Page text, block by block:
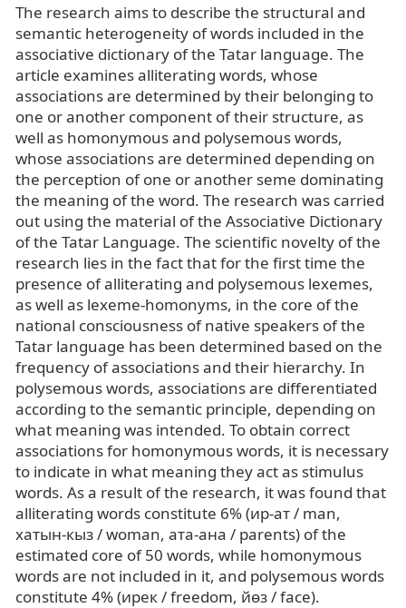
The research aims to describe the structural and
semantic heterogeneity of words included in the
associative dictionary of the Tatar language. The
article examines alliterating words, whose
associations are determined by their belonging to
one or another component of their structure, as
well as homonymous and polysemous words,
whose associations are determined depending on
the perception of one or another seme dominating
the meaning of the word. The research was carried
out using the material of the Associative Dictionary
of the Tatar Language. The scientific novelty of the
research lies in the fact that for the first time the
presence of alliterating and polysemous lexemes,
as well as lexeme-homonyms, in the core of the
national consciousness of native speakers of the
Tatar language has been determined based on the
frequency of associations and their hierarchy. In
polysemous words, associations are differentiated
according to the semantic principle, depending on
what meaning was intended. To obtain correct
associations for homonymous words, it is necessary
to indicate in what meaning they act as stimulus
words. As a result of the research, it was found that
alliterating words constitute 6% (ир-ат / man,
хатын-кыз / woman, ата-ана / parents) of the
estimated core of 50 words, while homonymous
words are not included in it, and polysemous words
constitute 4% (ирек / freedom, йөз / face).